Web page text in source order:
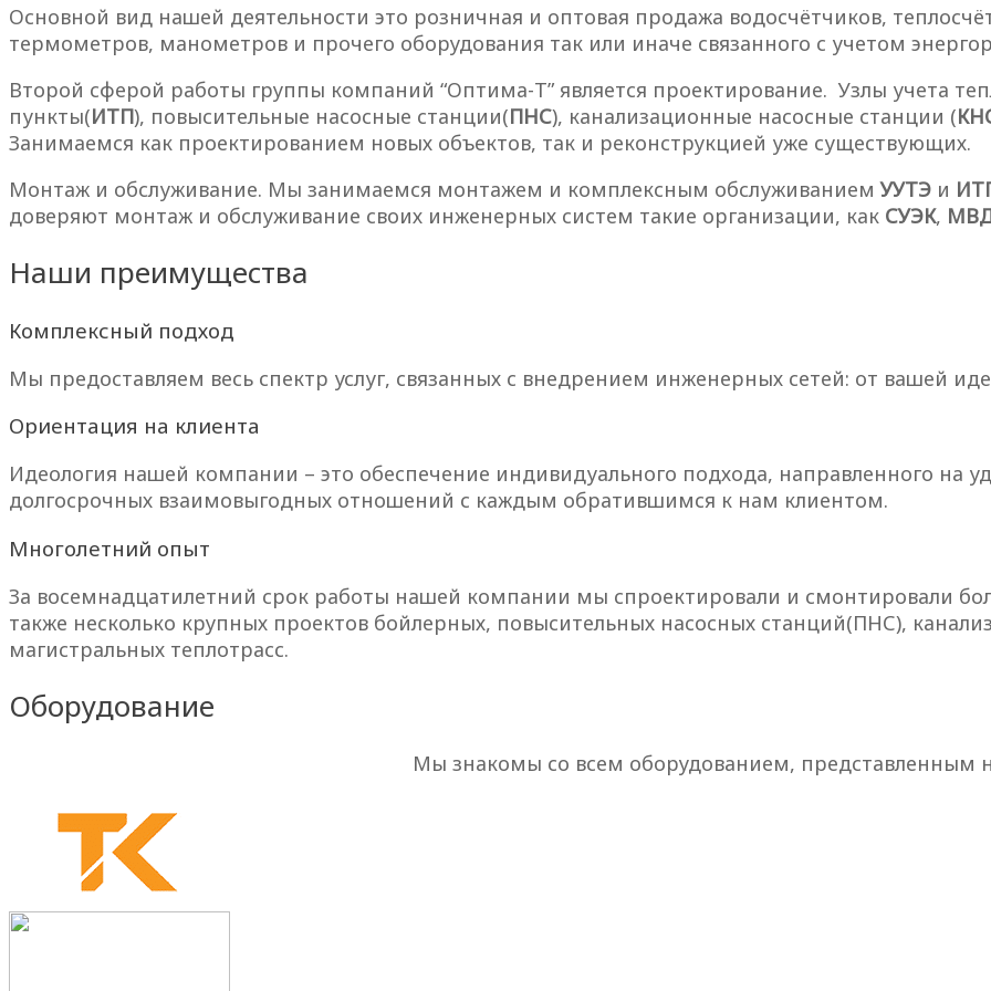
Основной вид нашей деятельности это розничная и оптовая продажа водосчётчиков,
термометров, манометров и прочего оборудования так или иначе связанного с учетом
Второй сферой работы группы компаний “Оптима-Т” является проектирование. Узлы учета
пункты(ИТП), повысительные насосные станции(ПНС), канализационные насосные станции (
Занимаемся как проектированием новых объектов, так и реконструкцией уже существующих.
Монтаж и обслуживание. Мы занимаемся монтажем и комплексным обслуживаниемУУТЭ и
доверяют монтаж и обслуживание своих инженерных систем такие организации, как СУЭК,
Наши преимущества
Комплексный подход
Мы предоставляем весь спектр услуг, связанных с внедрением инженерных сетей: от вашей
Ориентация на клиента
Идеология нашей компании – это обеспечение индивидуального подхода, направленного на
долгосрочных взаимовыгодных отношений с каждым обратившимся к нам клиентом.
Многолетний опыт
За восемнадцатилетний срок работы нашей компании мы спроектировали и смонтировали
также несколько крупных проектов бойлерных, повысительных насосных станций(ПНС),
магистральных теплотрасс.
Оборудование
Мы знакомы со всем оборудованием, представленным